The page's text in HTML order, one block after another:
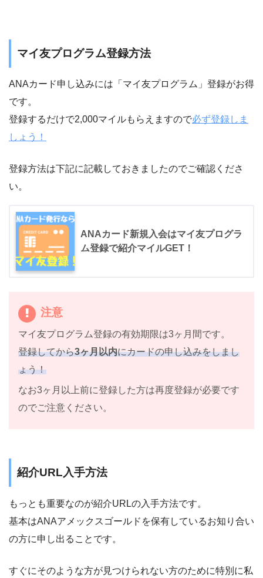
マイ友プログラム登録方法
ANAカード申し込みには「マイ友プログラム」登録がお得
です。
登録するだけで2,000マイルもらえますので必ず登録しま
しょう！
登録方法は下記に記載しておきましたのでご確認くださ
い。
ANAカード新規入会はマイ友プログラ
ム登録で紹介マイルGET！
注意
マイ友プログラム登録の有効期限は3ヶ月間です。
登録してから3ヶ月以内にカードの申し込みをしまし
ょう！
なお3ヶ月以上前に登録した方は再度登録が必要です
のでご注意ください。
紹介URL入手方法
もっとも重要なのが紹介URLの入手方法です。
基本はANAアメックスゴールドを保有しているお知り合い
の方に申し出ることです。
すぐにそのような方が見つけられない方のために特別に私